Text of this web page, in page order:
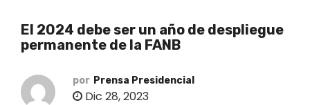
El 2024 debe ser un año de despliegue
permanente de la FANB
por Prensa Presidencial
Dic 28, 2023